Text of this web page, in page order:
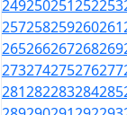
249250251252253
257258259260261
265266267268269
273274275276277
281282283284285